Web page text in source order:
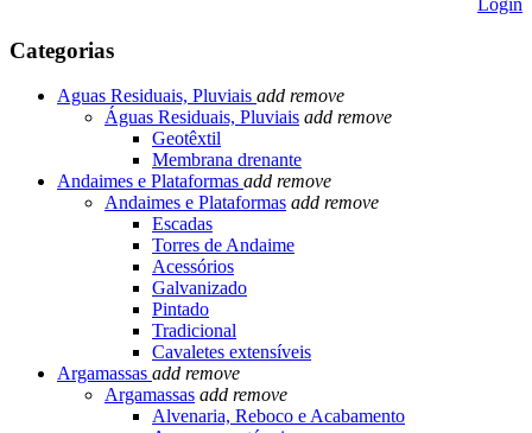
Login
Categorias
Aguas Residuais, Pluviais add remove
Águas Residuais, Pluviais add remove
Geotêxtil
Membrana drenante
Andaimes e Plataformas add remove
Andaimes e Plataformas add remove
Escadas
Torres de Andaime
Acessórios
Galvanizado
Pintado
Tradicional
Cavaletes extensíveis
Argamassas add remove
Argamassas add remove
Alvenaria, Reboco e Acabamento